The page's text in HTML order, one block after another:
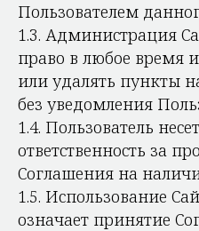
Пользователем
1.3. Администрация
право в любое время
или удалять пункты
без уведомления
1.4. Пользователь
ответственность за
Соглашения на
1.5. Использование
означает принятие